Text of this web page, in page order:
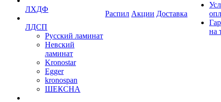
ЛХДФ
ЛДСП
Русский ламинат
Невский
ламинат
Kronostar
Egger
kronospan
ШЕКСНА
Распил Акции Доставка
на